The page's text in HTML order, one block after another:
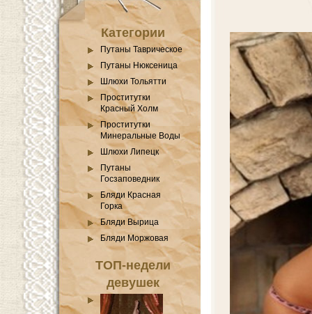
Категории
Путаны Таврическое
Путаны Нюксеница
Шлюхи Тольятти
Проститутки
Красный Холм
Проститутки
Минеральные Воды
Шлюхи Липецк
Путаны
Госзаповедник
Бляди Красная
Горка
Бляди Вырица
Бляди Моржовая
ТОП-недели
девушек